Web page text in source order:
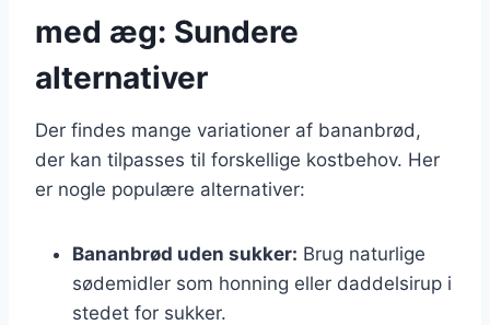
med æg: Sundere
alternativer
Der findes mange variationer af bananbrød,
der kan tilpasses til forskellige kostbehov. Her
er nogle populære alternativer:
Bananbrød uden sukker: Brug naturlige
sødemidler som honning eller daddelsirup i
stedet for sukker.